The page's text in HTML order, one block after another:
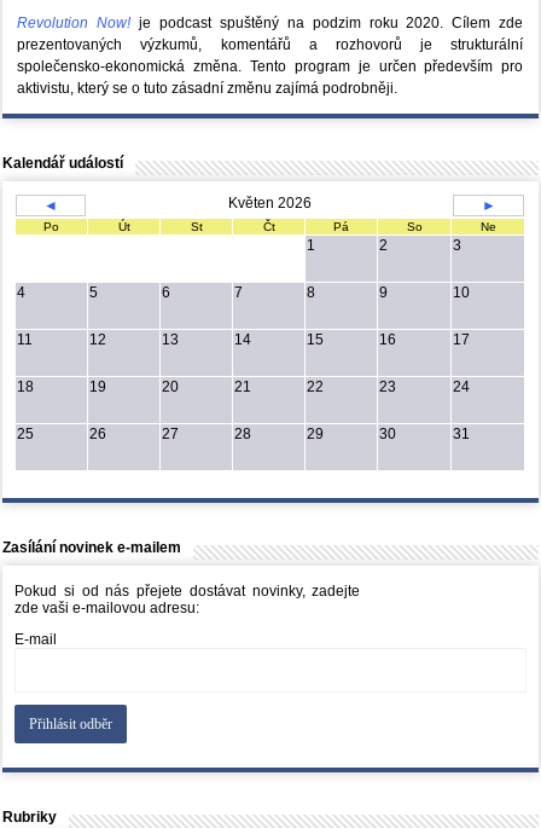
Revolution Now! je podcast spuštěný na podzim roku 2020.Cílem zde
prezentovaných výzkumů, komentářů a rozhovorů je strukturální
společensko-ekonomická změna. Tento program je určen především pro
aktivistu, který se o tuto zásadní změnu zajímá podrobněji.
Kalendář událostí
◄ Květen 2026 ►
Po Út St Čt Pá So Ne
1 2 3
4 5 6 7 8 9 10
11 12 13 14 15 16 17
18 19 20 21 22 23 24
25 26 27 28 29 30 31
Zasílání novinek e-mailem
Pokud si od nás přejete dostávat novinky, zadejte
zde vaši e-mailovou adresu:
E-mail
Rubriky